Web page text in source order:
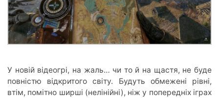
У новій відеогрі, на жаль… чи то й на щастя, не буде
повністю відкритого світу. Будуть обмежені рівні,
втім, помітно ширші (нелінійні), ніж у попередніх іграх